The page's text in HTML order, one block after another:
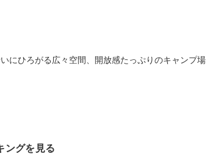
にひろがる広々空間、開放感たっぷりのキャンプ場
ングを見る